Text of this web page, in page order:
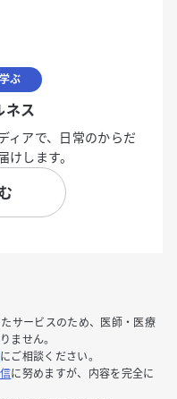
ぶ
ネス
ィアで、日常のからだ
けします。
サービスのため、医師・医療
ません。
にご相談ください。
に努めますが、内容を完全に